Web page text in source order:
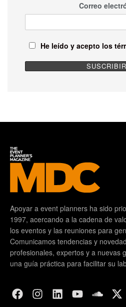
Correo
He leído y acepto los
Apoyar a event planners ha sido
1997, acercando a la cadena de
los eventos y las reuniones para
Comunicamos tendencias y
profesionales, expertos y a nuevas
una guía práctica para facilitar su